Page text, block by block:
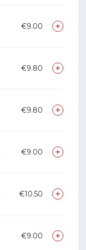
€9.00
€9.80
€9.80
€9.00
€10.50
€9.00